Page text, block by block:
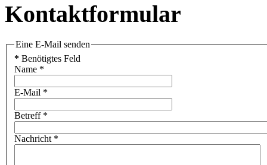
Kontaktformular
Eine E-Mail senden
* Benötigtes Feld
Name *
E-Mail *
Betreff*
Nachricht *